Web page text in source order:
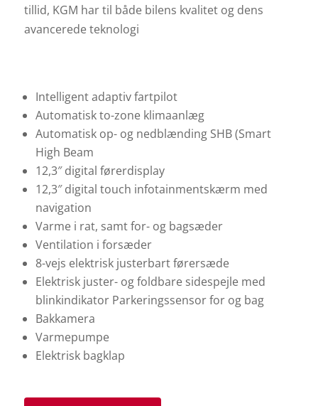
tillid, KGM har til både bilens kvalitet og dens
avancerede teknologi
Intelligent adaptiv fartpilot
Automatisk to-zone klimaanlæg
Automatisk op- og nedblænding SHB (Smart
High Beam
12,3″ digital førerdisplay
12,3″ digital touch infotainmentskærm med
navigation
Varme i rat, samt for- og bagsæder
Ventilation i forsæder
8-vejs elektrisk justerbart førersæde
Elektrisk juster- og foldbare sidespejle med
blinkindikator Parkeringssensor for og bag
Bakkamera
Varmepumpe
Elektrisk bagklap